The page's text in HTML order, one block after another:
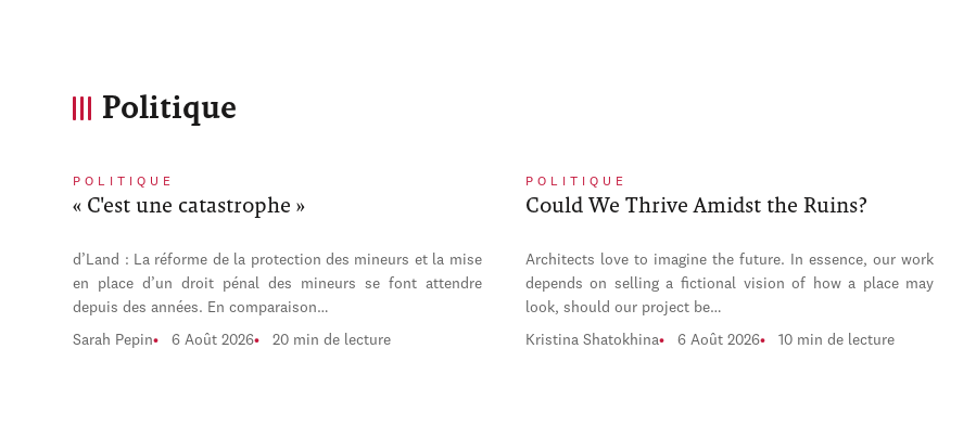
Politique
POLITIQUE
« C'est une catastrophe »
d’Land : La réforme de la protection des mineurs et la mise
en place d’un droit pénal des mineurs se font attendre
depuis des années. En comparaison…
Sarah Pepin 6 Août 2026 20 min de lecture
POLITIQUE
Could We Thrive Amidst the Ruins?
Architects love to imagine the future. In essence, our work
depends on selling a fictional vision of how a place may
look, should our project be…
Kristina Shatokhina 6 Août 2026 10 min de lecture